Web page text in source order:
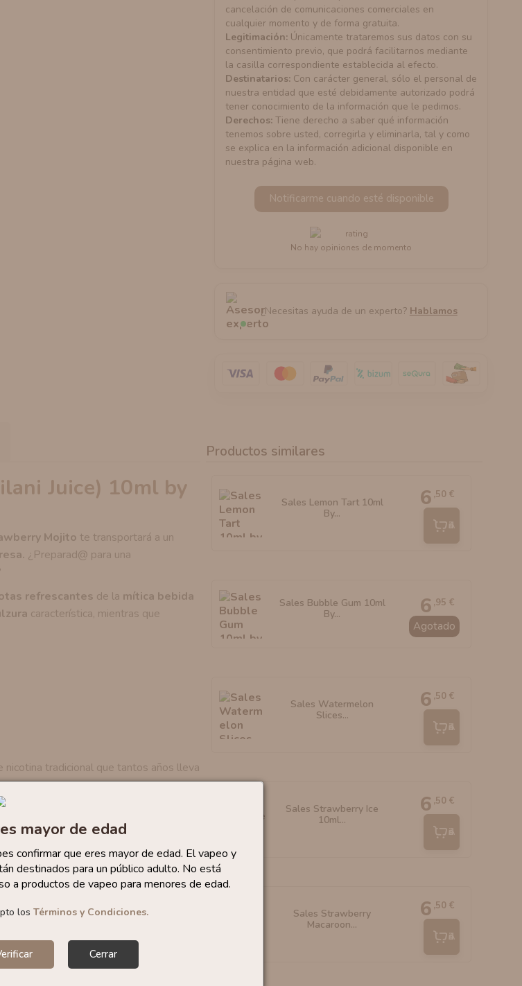
mayor de edad
confirmar que eres mayor de edad. El vapeo y
destinados para un público adulto. No está
a productos de vapeo para menores de edad.
los Términos y Condiciones.
Cerrar
cancelación de comunicaciones comerciales en
cualquier momento y de forma gratuita.
Legitimación:Únicamente trataremos sus datos con su
consentimiento previo, que podrá facilitarnos mediante
la casilla correspondiente establecida al efecto.
Destinatarios:Con carácter general, sólo el personal de
nuestra entidad que esté debidamente autorizado podrá
tener conocimiento de la información que le pedimos.
Derechos:Tiene derecho a saber qué información
tenemos sobre usted, corregirla y eliminarla, tal y como
se explica en la información adicional disponible en
nuestra página web.
Notificarme cuando esté disponible
No hay opiniones de momento
¿Necesitas ayuda de un experto? Hablamos
Juice) 10ml by
Mojito te transportará a un
¿Preparad@ para una
refrescantes de la mítica bebida
característica, mientras que
tradicional que tantos años lleva
del mod, por lo que podrás
Productos similares
Sales Lemon Tart 10ml
By...
6 ,50 €
Añadir
Sales Bubble Gum 10ml
By...
6 ,95 €
Agotado
Sales Watermelon
Slices...
6 ,50 €
Añadir
Sales Strawberry Ice
10ml...
6 ,50 €
Añadir
Sales Strawberry
Macaroon...
6 ,50 €
Añadir